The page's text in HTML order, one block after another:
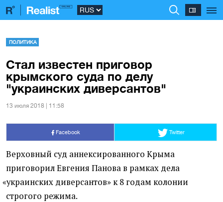
ПОЛИТИКА
Стал известен приговор
крымского суда по делу
"украинских диверсантов"
13 июля 2018 | 11:58
Facebook Twitter
Верховный суд аннексированного Крыма
приговорил Евгения Панова в рамках дела
«украинских диверсантов» к 8 годам колонии
строгого режима.